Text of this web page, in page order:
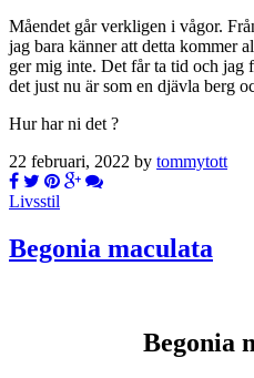
Måendet går verkligen i vågor.
jag bara känner att detta kommer
ger mig inte. Det får ta tid och jag
det just nu är som en djävla berg
Hur har ni det ?
22 februari, 2022 by tommytott
Livsstil
Begonia maculata
Begonia